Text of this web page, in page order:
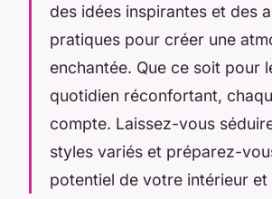
des idées inspirantes et des
pratiques pour créer une
enchantée. Que ce soit pour
quotidien réconfortant,
compte. Laissez-vous
styles variés et préparez-
potentiel de votre intérieur et